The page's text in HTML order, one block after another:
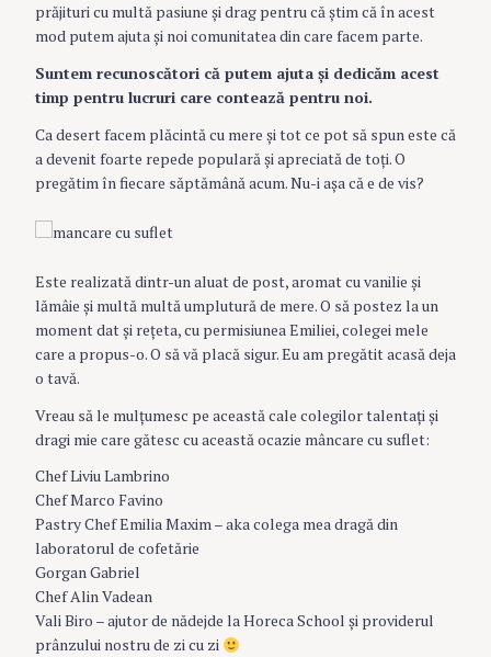
prăjituri cu multă pasiune şi drag pentru că ştim că în acest
mod putem ajuta şi noi comunitatea din care facem parte.
Suntem recunoscători că putem ajuta şi dedicăm acest
timp pentru lucruri care contează pentru noi.
Ca desert facem plăcintă cu mere şi tot ce pot să spun este că
a devenit foarte repede populară şi apreciată de toţi. O
pregătim în fiecare săptămână acum. Nu-i aşa că e de vis?
Este realizată dintr-un aluat de post, aromat cu vanilie şi
lămâie şi multă multă umplutură de mere. O să postez la un
moment dat şi reţeta, cu permisiunea Emiliei, colegei mele
care a propus-o. O să vă placă sigur. Eu am pregătit acasă deja
o tavă.
Vreau să le mulţumesc pe această cale colegilor talentaţi şi
dragi mie care gătesc cu această ocazie mâncare cu suflet:
Chef Liviu Lambrino
Chef Marco Favino
Pastry Chef Emilia Maxim – aka colega mea dragă din
laboratorul de cofetărie
Gorgan Gabriel
Chef Alin Vadean
Vali Biro – ajutor de nădejde la Horeca School şi providerul
prânzului nostru de zi cu zi